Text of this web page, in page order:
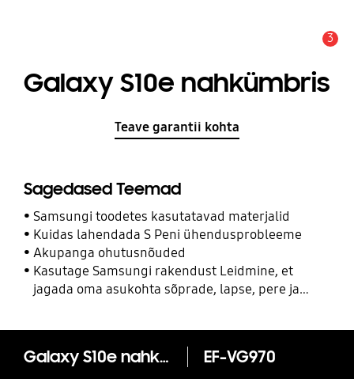
3
Galaxy S10e nahkümbris
Teave garantii kohta
Sagedased Teemad
Samsungi toodetes kasutatavad materjalid
Kuidas lahendada S Peni ühendusprobleeme
Akupanga ohutusnõuded
Kasutage Samsungi rakendust Leidmine, et
jagada oma asukohta sõprade, lapse, pere ja
Galaxy S10e nahkümbris EF-VG970